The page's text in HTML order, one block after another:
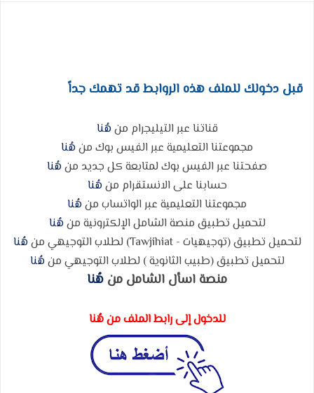
قبل دخولك للملف هذه الروابط قد تهمك جداً
قناتنا عبر التيليجرام منهُنا
مجموعتنا التعليمية عبر الفيس بوك منهُنا
صفحتنا عبر الفيس بوك لمتابعة كل جديد منهُنا
حسابنا على الانستقرام منهُنا
مجموعتنا التعليمية عبر الواتساب منهُنا
لتحميل تطبيق منصة الشامل الإلكترونية منهُنا
لتحميل تطبيق (توجيهيات - Tawjihiat) لطلاب التوجيهي من
هُنا
لتحميل تطبيق (طبيب الثانوية ) لطلاب التوجيهي منهُنا
منصة اسأل الشامل من هُنا
للدخول إلى رابط الملف من هُنا